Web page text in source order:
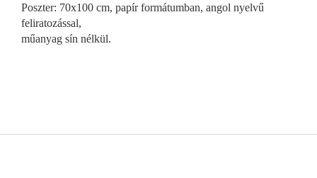
Poszter: 70x100 cm, papír formátumban, angol nyelvű
feliratozással,
műanyag sín nélkül.
L